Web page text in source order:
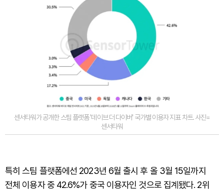
센서타워가 공개한 스팀 플랫폼 '데이브 더 다이버' 국가별 이용자 지표 차트. 사진=
센서타워
특히 스팀 플랫폼에선 2023년 6월 출시 후 올 3월 15일까지
전체 이용자 중 42.6%가 중국 이용자인 것으로 집계됐다. 2위